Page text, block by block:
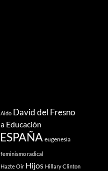
David del Fresno
Educación
ESPAÑA eugenesia
feminismo radical
Hazte Oir Hijos Hillary Clinton